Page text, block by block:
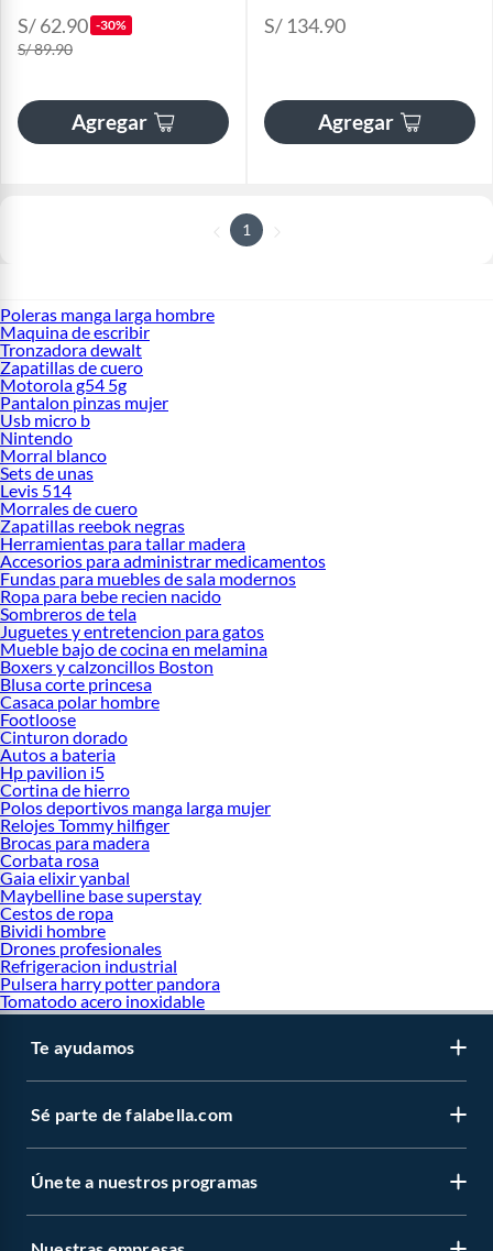
S/ 62.90 -30%
S/ 89.90
Agregar
S/ 134.90
Agregar
1
Poleras manga larga hombre
Maquina de escribir
Tronzadora dewalt
Zapatillas de cuero
Motorola g54 5g
Pantalon pinzas mujer
Usb micro b
Nintendo
Morral blanco
Sets de unas
Levis 514
Morrales de cuero
Zapatillas reebok negras
Herramientas para tallar madera
Accesorios para administrar medicamentos
Fundas para muebles de sala modernos
Ropa para bebe recien nacido
Sombreros de tela
Juguetes y entretencion para gatos
Mueble bajo de cocina en melamina
Boxers y calzoncillos Boston
Blusa corte princesa
Casaca polar hombre
Footloose
Cinturon dorado
Autos a bateria
Hp pavilion i5
Cortina de hierro
Polos deportivos manga larga mujer
Relojes Tommy hilfiger
Brocas para madera
Corbata rosa
Gaia elixir yanbal
Maybelline base superstay
Cestos de ropa
Bividi hombre
Drones profesionales
Refrigeracion industrial
Pulsera harry potter pandora
Tomatodo acero inoxidable
Te ayudamos
Sé parte de falabella.com
Únete a nuestros programas